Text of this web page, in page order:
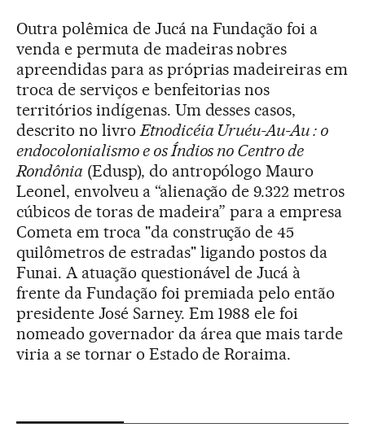
Outra polêmica de Jucá na Fundação foi a
venda e permuta de madeiras nobres
apreendidas para as próprias madeireiras em
troca de serviços e benfeitorias nos
territórios indígenas. Um desses casos,
descrito no livroEtnodicéia Uruéu-Au-Au : o
endocolonialismo e os Índios no Centro de
Rondônia (Edusp), do antropólogo Mauro
Leonel, envolveu a “alienação de 9.322 metros
cúbicos de toras de madeira” para a empresa
Cometa em troca "da construção de 45
quilômetros de estradas" ligando postos da
Funai. A atuação questionável de Jucá à
frente da Fundação foi premiada pelo então
presidente José Sarney. Em 1988 ele foi
nomeado governador da área que mais tarde
viria a se tornar o Estado de Roraima.